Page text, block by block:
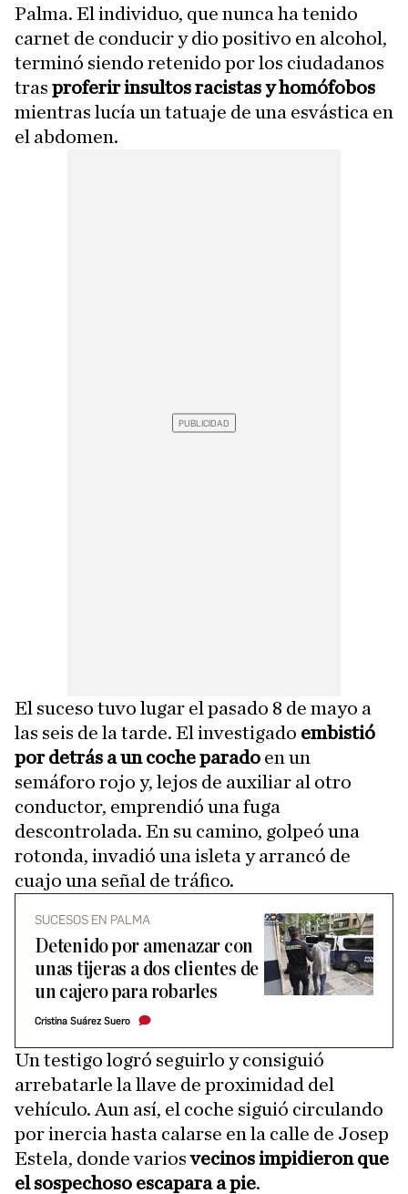
Palma. El individuo, que nunca ha tenido
carnet de conducir y dio positivo en alcohol,
terminó siendo retenido por los ciudadanos
tras proferir insultos racistas y homófobos
mientras lucía un tatuaje de una esvástica en
el abdomen.
El suceso tuvo lugar el pasado 8 de mayo a
las seis de la tarde. El investigado embistió
por detrás a un coche parado en un
semáforo rojo y, lejos de auxiliar al otro
conductor, emprendió una fuga
descontrolada. En su camino, golpeó una
rotonda, invadió una isleta y arrancó de
cuajo una señal de tráfico.
SUCESOS EN PALMA
Detenido por amenazar con
unas tijeras a dos clientes de
un cajero para robarles
Cristina Suárez Suero
Un testigo logró seguirlo y consiguió
arrebatarle la llave de proximidad del
vehículo. Aun así, el coche siguió circulando
por inercia hasta calarse en la calle de Josep
Estela, donde variosvecinos impidieron que
el sospechoso escapara a pie.